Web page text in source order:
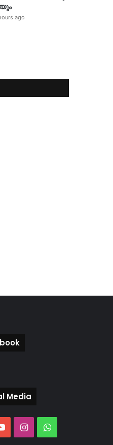
ago
Media
YouTubeInstagramWhatsApp